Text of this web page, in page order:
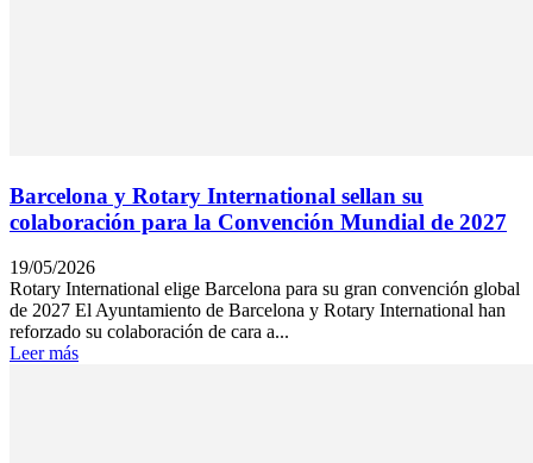
Barcelona y Rotary International sellan su
colaboración para la Convención Mundial de 2027
19/05/2026
Rotary International elige Barcelona para su gran convención global
de 2027 El Ayuntamiento de Barcelona y Rotary International han
reforzado su colaboración de cara a...
Leer más